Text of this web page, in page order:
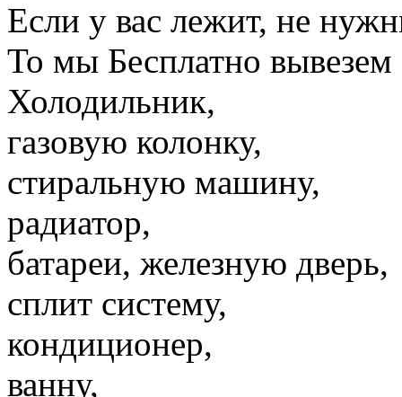
Если у вас лежит, не
То мы Бесплатно
Холодильник,
газовую колонку,
стиральную машину,
радиатор,
батареи, железную дверь,
сплит систему,
кондиционер,
ванну,